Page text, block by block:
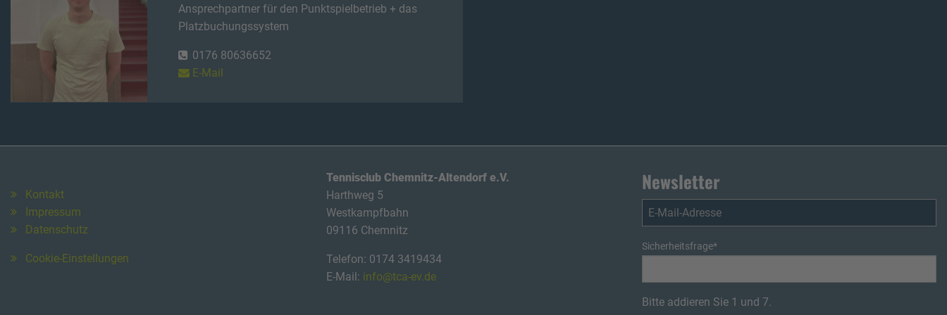
Ansprechpartner für den Punktspielbetrieb + das
Platzbuchungssystem
0176 80636652
E-Mail
Kontakt
Impressum
Datenschutz
Cookie-Einstellungen
Tennisclub Chemnitz-Altendorf e.V.
Harthweg 5
Westkampfbahn
09116 Chemnitz
Telefon: 0174 3419434
E-Mail: info@tca-ev.de
Newsletter
Sicherheitsfrage*
Bitte addieren Sie 1 und 7.